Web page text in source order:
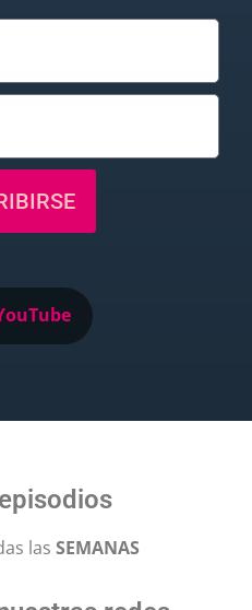
las SEMANAS